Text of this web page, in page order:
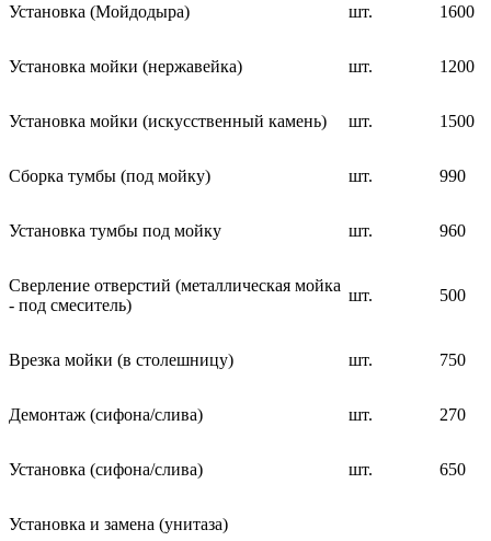
Установка (Мойдодыра) шт. 1600
Установка мойки (нержавейка) шт. 1200
Установка мойки (искусственный камень) шт. 1500
Сборка тумбы (под мойку) шт. 990
Установка тумбы под мойку шт. 960
Сверление отверстий (металлическая мойка
- под смеситель)
шт. 500
Врезка мойки (в столешницу) шт. 750
Демонтаж (сифона/слива) шт. 270
Установка (сифона/слива) шт. 650
Установка и замена (унитаза)